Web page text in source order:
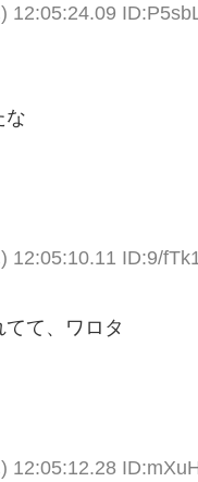
12:05:24.09
な
12:05:10.11 ID:9/
て、ワロタ
12:05:12.28